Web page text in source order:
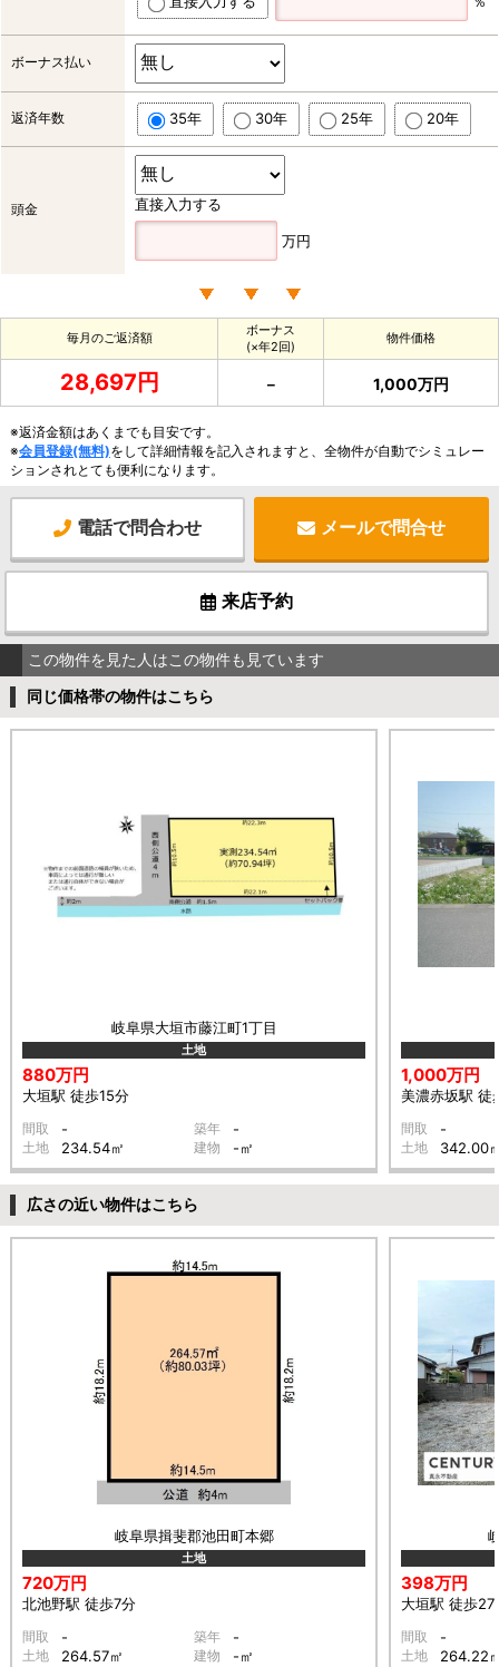
ボーナス払い
返済年数 35年 30年 25年 20年
頭金 直接入力する
万円
毎月のご返済額
ボーナス
(×年2回)
物件価格
28,697円 － 1,000万円
※返済金額はあくまでも目安です。
※会員登録(無料)をして詳細情報を記入されますと、全物件が自動でシミュレー
ションされとても便利になります。
電話で問合わせ メールで問合せ
来店予約
この物件を見た人はこの物件も見ています
同じ価格帯の物件はこちら
岐阜県大垣市藤江町1丁目
土地
880万円
大垣駅 徒歩15分
間取 - 築年 -
土地 234.54㎡ 建物 -㎡
1,000万円
美濃赤坂駅 徒
間取 -
土地 342.00
広さの近い物件はこちら
岐阜県揖斐郡池田町本郷
土地
720万円
北池野駅 徒歩7分
間取 - 築年 -
土地 264.57㎡ 建物 -㎡
398万円
大垣駅 徒歩27
間取 -
土地 264.22